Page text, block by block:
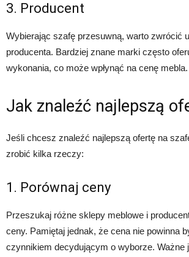
3. Producent
Wybierając szafę przesuwną, warto zwrócić
producenta. Bardziej znane marki często
wykonania, co może wpłynąć na cenę mebla.
Jak znaleźć najlepszą
Jeśli chcesz znaleźć najlepszą ofertę na
zrobić kilka rzeczy:
1. Porównaj ceny
Przeszukaj różne sklepy meblowe i
ceny. Pamiętaj jednak, że cena nie powinna
czynnikiem decydującym o wyborze. Ważne